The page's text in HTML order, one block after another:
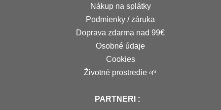
Nákup na splátky
Podmienky / záruka
Doprava zdarma nad 99€
Osobné údaje
Cookies
Životné prostredie 🌱
PARTNERI :